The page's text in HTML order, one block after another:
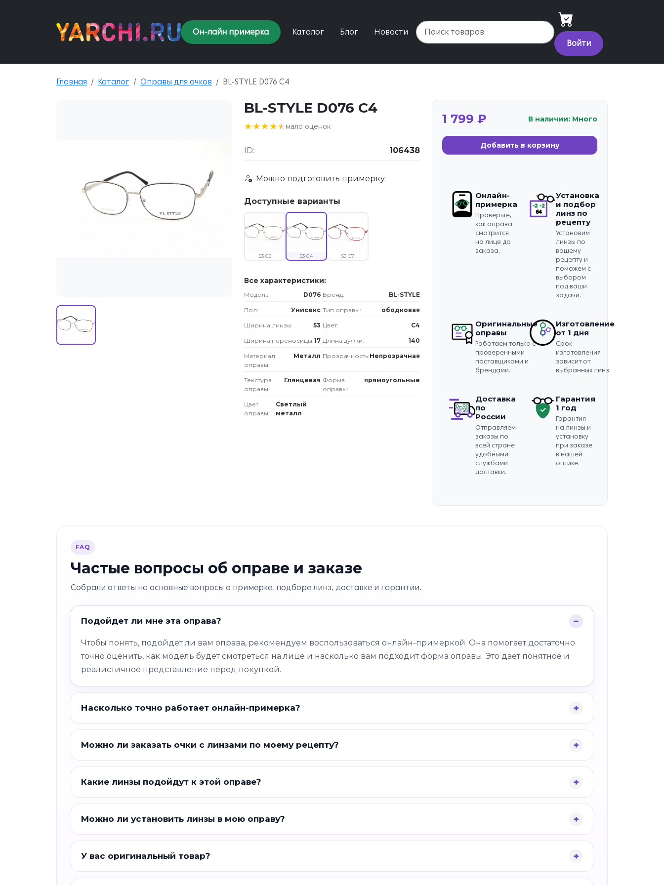
Он-лайн примерка Каталог Блог
Новости
Войти
Главная Каталог Оправы для очков BL-STYLE D076 C4
BL-STYLE D076 C4
★★★★★
★★★★★мало оценок
ID: 106438
Можно подготовить примерку
Доступные варианты
53 C3 53 C4 53 C7
Все характеристики:
Модель: D076 Бренд: BL-STYLE
Пол: Унисекс Тип оправы: ободковая
Ширина линзы: 53 Цвет: C4
Ширина переносицы:17 Длина дужки: 140
Материал
оправы:
Металл Прозрачность:Непрозрачная
Текстура
оправы:
Глянцевая Форма
оправы:
прямоугольные
Цвет
оправы:
Светлый
металл
1 799 ₽ В наличии: Много
Добавить в корзину
Онлайн-
примерка
Проверьте,
как оправа
смотрится
на лице до
заказа.
Установка
и подбор
линз по
рецепту
Установим
линзы по
вашему
рецепту и
поможем с
выбором
под ваши
задачи.
Оригинальные
оправы
Работаем только с
проверенными
поставщиками и
брендами.
Изготовление
от 1 дня
Срок
изготовления
зависит от
выбранных линз.
Доставка
по
России
Отправляем
заказы по
всей стране
удобными
службами
доставки.
Гарантия
1 год
Гарантия
на линзы и
установку
при заказе
в нашей
оптике.
FAQ
Частые вопросы об оправе и заказе
Собрали ответы на основные вопросы о примерке, подборе линз, доставке и гарантии.
Подойдет ли мне эта оправа?
Чтобы понять, подойдет ли вам оправа, рекомендуем воспользоваться онлайн-примеркой. Она помогает достаточно
точно оценить, как модель будет смотреться на лице и насколько вам подходит форма оправы. Это дает понятное и
реалистичное представление перед покупкой.
Насколько точно работает онлайн-примерка?
Можно ли заказать очки с линзами по моему рецепту?
Какие линзы подойдут к этой оправе?
Можно ли установить линзы в мою оправу?
У вас оригинальный товар?